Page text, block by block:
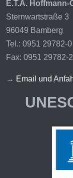
E.T.A.
Sternwartstraße 3
96049 Bamberg
Tel.: 0951 29782-0
Fax: 0951 29782-
→ Email und